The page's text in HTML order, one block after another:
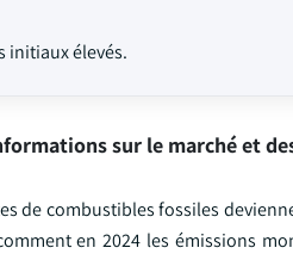
initiaux élevés.
sur le marché et
de combustibles fossiles
en 2024 les émissions